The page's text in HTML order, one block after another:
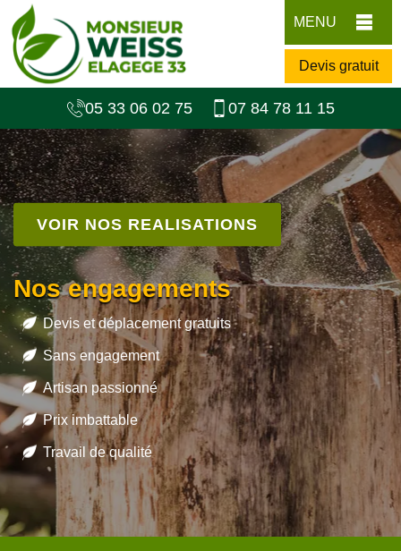
MENU
Devis gratuit
05 33 06 02 75 07 84 78 11 15
VOIR NOS REALISATIONS
Nos engagements
Devis et déplacement gratuits
Sans engagement
Artisan passionné
Prix imbattable
Travail de qualité